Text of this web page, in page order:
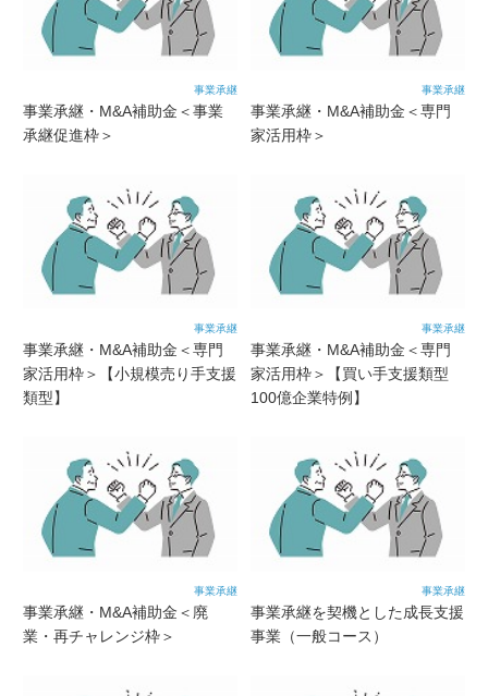
事業承継
事業承継・M&A補助金＜事業
承継促進枠＞
事業承継
事業承継・M&A補助金＜専門
家活用枠＞
事業承継
事業承継・M&A補助金＜専門
家活用枠＞【小規模売り手支援
類型】
事業承継
事業承継・M&A補助金＜専門
家活用枠＞【買い手支援類型
100億企業特例】
事業承継
事業承継・M&A補助金＜廃
業・再チャレンジ枠＞
事業承継
事業承継を契機とした成長支援
事業（一般コース）